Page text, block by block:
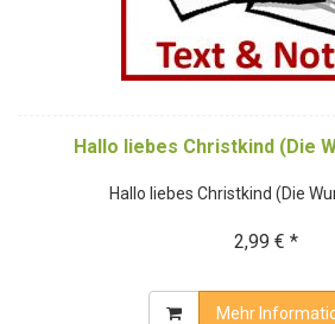
Hallo liebes Christkind (Die
Hallo liebes Christkind (Die
2,99 € *
Mehr